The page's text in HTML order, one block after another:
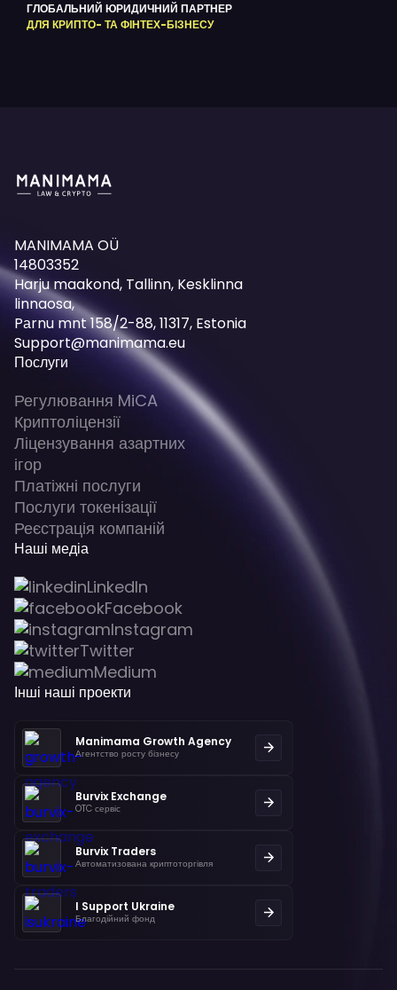
ГЛОБАЛЬНИЙ ЮРИДИЧНИЙ ПАРТНЕР
ДЛЯ КРИПТО- ТА ФІНТЕХ-БІЗНЕСУ
MANIMAMA OÜ
14803352
Harju maakond, Tallinn, Kesklinna
linnaosa,
Pаrnu mnt 158/2-88, 11317, Estonia
Support@manimama.eu
Послуги
Регулювання MiCA
Криптоліцензії
Ліцензування азартних
ігор
Платіжні послуги
Послуги токенізації
Реєстрація компаній
Наші медіа
LinkedIn
Facebook
Instagram
Twitter
Medium
Інші наші проекти
Manimama Growth Agency
Агентство росту бізнесу
Burvix Exchange
OTC сервіс
Burvix Traders
Автоматизована криптоторгівля
I Support Ukraine
Благодійний фонд